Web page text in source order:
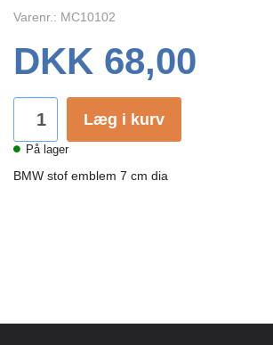
Varenr.: MC10102
DKK 68,00
Læg i kurv
På lager
BMW stof emblem 7 cm dia